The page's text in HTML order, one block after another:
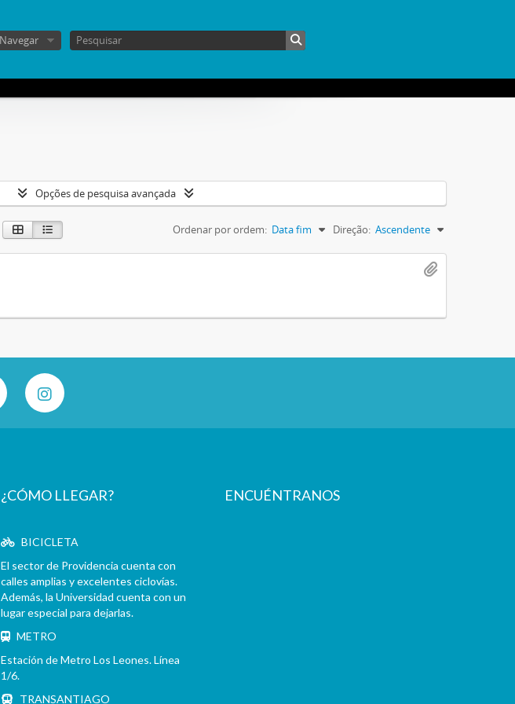
Navegar
Opções de pesquisa avançada
Ordenar por ordem: Data fim Direção: Ascendente
¿CÓMO LLEGAR?
BICICLETA
El sector de Providencia cuenta con
calles amplias y excelentes ciclovías.
Además, la Universidad cuenta con un
lugar especial para dejarlas.
METRO
Estación de Metro Los Leones. Línea
1/6.
TRANSANTIAGO
ENCUÉNTRANOS